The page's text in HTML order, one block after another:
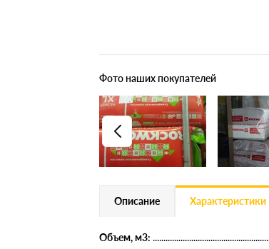
Фото наших покупателей
Описание Характеристики
Объем, м3: